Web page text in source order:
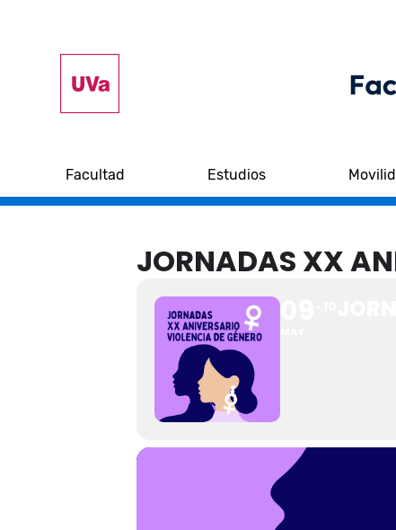
Facultad Estudios
JORNADAS XX